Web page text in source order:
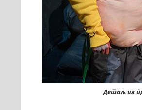
Детаљ из